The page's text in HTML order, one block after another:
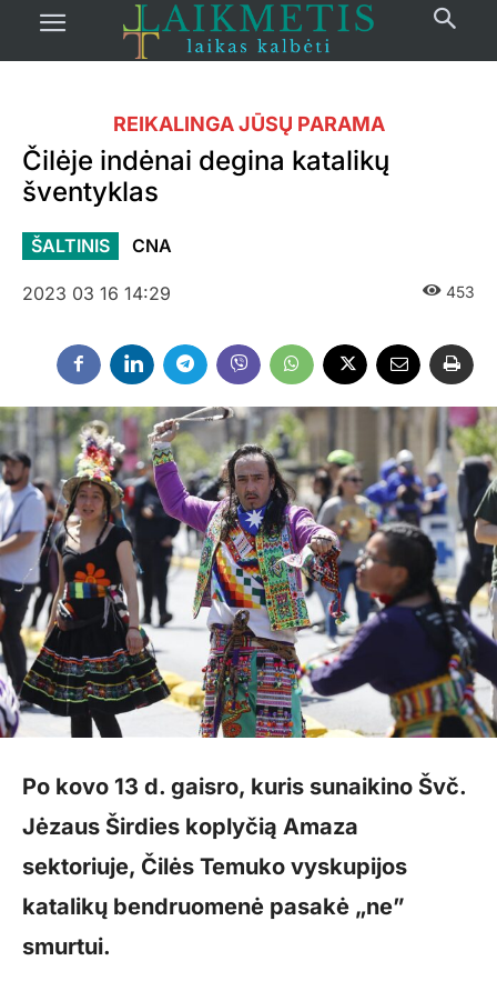
REIKALINGA JŪSŲ PARAMA
Čilėje indėnai degina katalikų
šventyklas
ŠALTINIS CNA
2023 03 16 14:29 453
Po kovo 13 d. gaisro, kuris sunaikino Švč.
Jėzaus Širdies koplyčią Amaza
sektoriuje, Čilės Temuko vyskupijos
katalikų bendruomenė pasakė „ne”
smurtui.